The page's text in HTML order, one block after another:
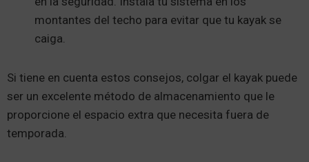
montantes del techo para evitar que tu kayak se
caiga.
Si tiene en cuenta estos consejos, colgar el kayak puede
ser un excelente método de almacenamiento que le
proporcione el espacio extra que necesita fuera de
temporada.